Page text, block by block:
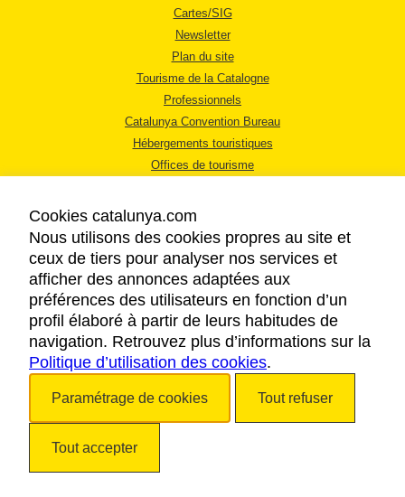
Cartes/SIG
Newsletter
Plan du site
Tourisme de la Catalogne
Professionnels
Catalunya Convention Bureau
Hébergements touristiques
Offices de tourisme
MENTIONS LÉGALES
RÈGLES DE CONFIDENTIALITÉ
COOKIES
ACCESSIBILITÉ
Cookies catalunya.com
Nous utilisons des cookies propres au site et
ceux de tiers pour analyser nos services et
afficher des annonces adaptées aux
préférences des utilisateurs en fonction d’un
profil élaboré à partir de leurs habitudes de
navigation. Retrouvez plus d’informations sur la
Politique d’utilisation des cookies.
Paramétrage de cookies Tout refuser
Tout accepter